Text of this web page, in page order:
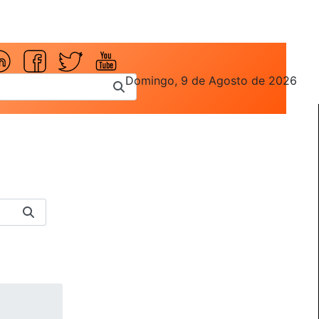
Domingo, 9 de Agosto de 2026